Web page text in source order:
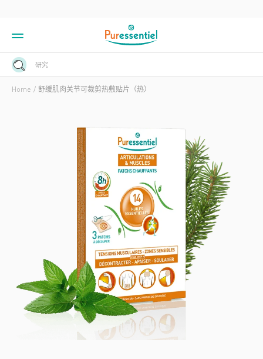
研究
Home 舒缓肌肉关节可裁剪热敷贴片（热）